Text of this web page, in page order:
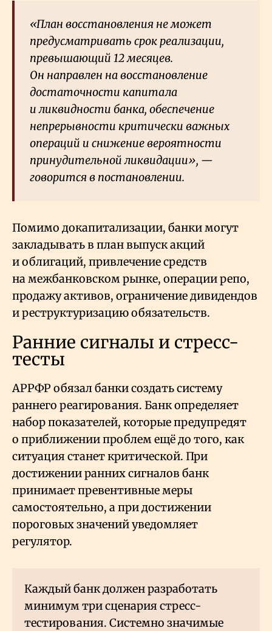
«План восстановления не может
предусматривать срок реализации,
превышающий 12 месяцев.
Он направлен на восстановление
достаточности капитала
и ликвидности банка, обеспечение
непрерывности критически важных
операций и снижение вероятности
принудительной ликвидации», —
говорится в постановлении.
Помимо докапитализации, банки могут
закладывать в план выпуск акций
и облигаций, привлечение средств
на межбанковском рынке, операции репо,
продажу активов, ограничение дивидендов
и реструктуризацию обязательств.
Ранние сигналы и стресс-
тесты
АРРФР обязал банки создать систему
раннего реагирования. Банк определяет
набор показателей, которые предупредят
о приближении проблем ещё до того, как
ситуация станет критической. При
достижении ранних сигналов банк
принимает превентивные меры
самостоятельно, а при достижении
пороговых значений уведомляет
регулятор.
Каждый банк должен разработать
минимум три сценария стресс-
тестирования. Системно значимые